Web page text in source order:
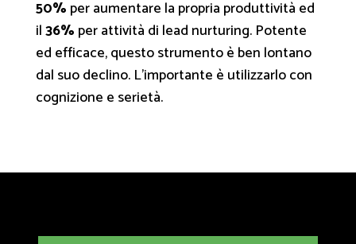
50% per aumentare la propria produttività ed
il36% per attività di lead nurturing. Potente
ed efficace, questo strumento è ben lontano
dal suo declino. L’importante è utilizzarlo con
cognizione e serietà.